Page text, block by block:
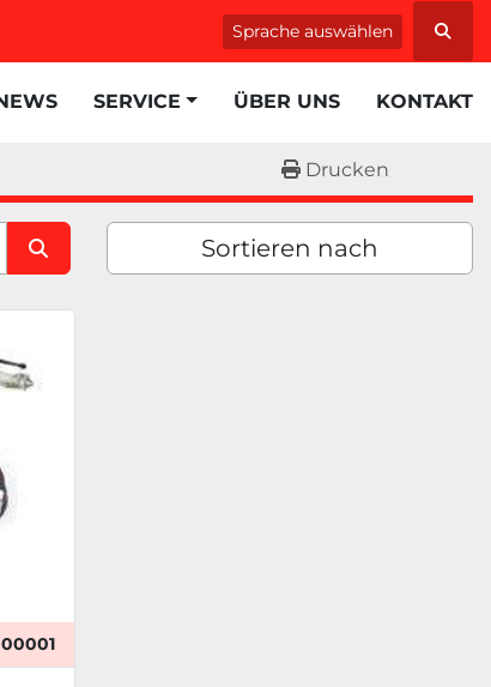
Sprache auswählen Suche
NEWS SERVICE ÜBER UNS KONTAKT
Drucken
Sortieren nach
00001